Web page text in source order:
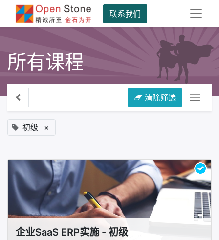
联系我们
所有课程
清除筛选
初级 ×
企业SaaS ERP实施 - 初级